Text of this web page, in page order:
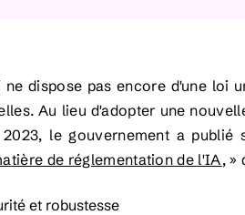
ne dispose pas encore d'une loi
Au lieu d'adopter une
2023, le gouvernement a
de réglementation de l'IA, »
et robustesse